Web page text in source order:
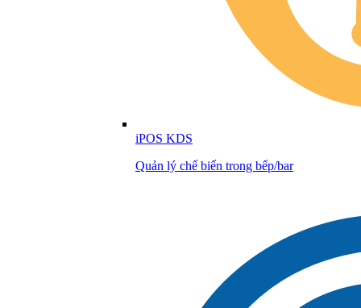
iPOS KDS
Quản lý chế biến trong bếp/bar